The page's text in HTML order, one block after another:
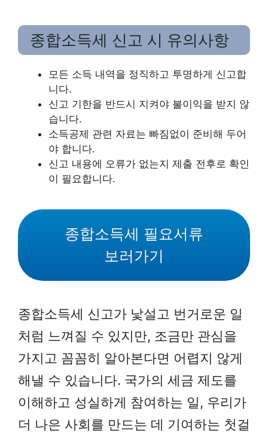
종합소득세 신고 시 유의사항
모든 소득 내역을 정직하고 투명하게 신고합
니다.
신고 기한을 반드시 지켜야 불이익을 받지 않
습니다.
소득공제 관련 자료는 빠짐없이 준비해 두어
야 합니다.
신고 내용에 오류가 없는지 제출 전후로 확인
이 필요합니다.
종합소득세 필요서류
보러가기
종합소득세 신고가 낯설고 번거로운 일
처럼 느껴질 수 있지만, 조금만 관심을
가지고 꼼꼼히 알아본다면 어렵지 않게
해낼 수 있습니다. 국가의 세금 제도를
이해하고 성실하게 참여하는 일, 우리가
더 나은 사회를 만드는 데 기여하는 첫걸